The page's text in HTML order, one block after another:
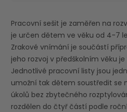
Pracovní sešit je zaměřen na
je určen dětem ve věku od 4-7
Zrakové vnímání je součástí
jeho rozvoj v předškolním věku
Jednotlivé pracovní listy jsou
umožní tak dětem soustředit se
úkolů bez zbytečného
rozdělen do čtyř částí podle